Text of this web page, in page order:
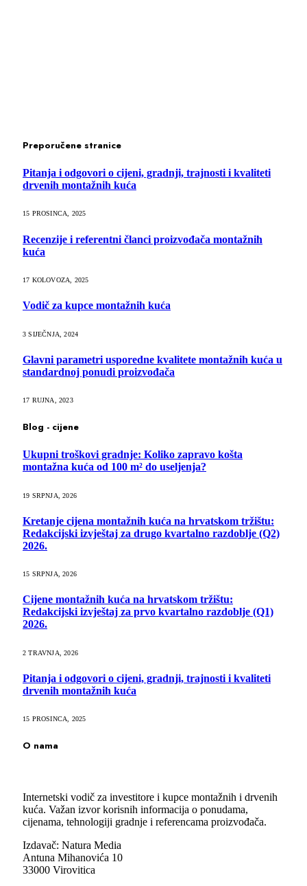
Preporučene stranice
Pitanja i odgovori o cijeni, gradnji, trajnosti i kvaliteti
drvenih montažnih kuća
15 PROSINCA, 2025
Recenzije i referentni članci proizvođača montažnih
kuća
17 KOLOVOZA, 2025
Vodič za kupce montažnih kuća
3 SIJEČNJA, 2024
Glavni parametri usporedne kvalitete montažnih kuća u
standardnoj ponudi proizvođača
17 RUJNA, 2023
Blog - cijene
Ukupni troškovi gradnje: Koliko zapravo košta
montažna kuća od 100 m² do useljenja?
19 SRPNJA, 2026
Kretanje cijena montažnih kuća na hrvatskom tržištu:
Redakcijski izvještaj za drugo kvartalno razdoblje (Q2)
2026.
15 SRPNJA, 2026
Cijene montažnih kuća na hrvatskom tržištu:
Redakcijski izvještaj za prvo kvartalno razdoblje (Q1)
2026.
2 TRAVNJA, 2026
Pitanja i odgovori o cijeni, gradnji, trajnosti i kvaliteti
drvenih montažnih kuća
15 PROSINCA, 2025
O nama
Internetski vodič za investitore i kupce montažnih i drvenih
kuća. Važan izvor korisnih informacija o ponudama,
cijenama, tehnologiji gradnje i referencama proizvođača.
Izdavač: Natura Media
Antuna Mihanovića 10
33000 Virovitica